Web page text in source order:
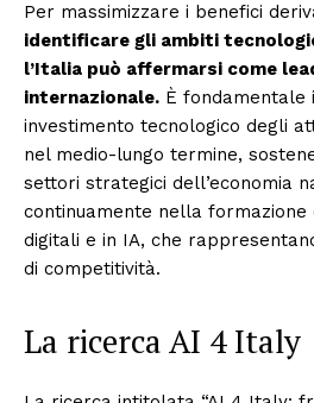
Per massimizzare i benefici
identificare gli ambiti
l’Italia può affermarsi come
internazionale. È fondamentale
investimento tecnologico degli
nel medio-lungo termine,
settori strategici dell’economia
continuamente nella
digitali e in IA, che
di competitività.
La ricerca AI 4 Italy